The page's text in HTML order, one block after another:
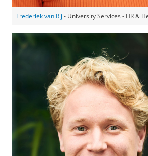
Frederiek van Rij - University Services - HR &